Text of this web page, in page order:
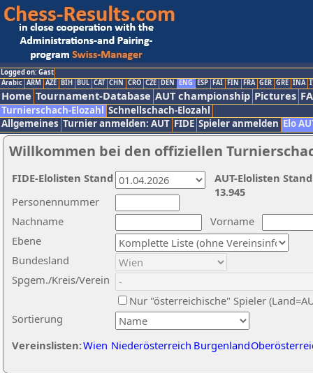
Logged on: Gast
Arabic ARM AZE BIH BUL CAT CHN CRO CZE DEN ENG ESP FAI FIN FRA GER GRE INA
Home Tournament-Database AUT championship Pictures
Turnierschach-Elozahl Schnellschach-Elozahl
Allgemeines Turnier anmelden: AUT FIDE Spieler anmelden Elo
Willkommen bei den offiziellen
Nachname
Vorname
Ebene
Sortierung
Personennummer
Bundesland
Spgem./Kreis/Verein
Nur "österreichische" Spieler
Vereinslisten:Wien Niederösterreich Burgenland
AUT-Elolisten
13.945
FIDE-Elolisten Stand